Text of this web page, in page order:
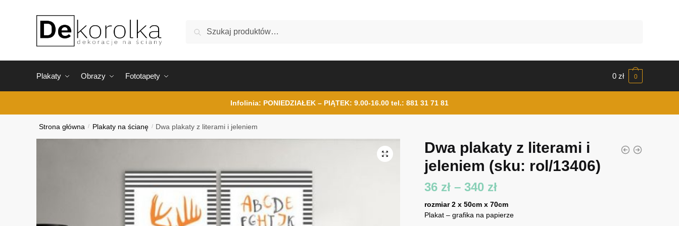
Szukaj
Plakaty Obrazy Fototapety 0 zł 0
Infolinia: PONIEDZIAŁEK – PIĄTEK: 9.00-16.00 tel.: 881 31 71 81
Strona główna / Plakaty na ścianę / Dwa plakaty z literami i jeleniem
Dwa plakaty z literami i
jeleniem (sku: rol/13406)
36 zł – 340 złZakres
cen:
rozmiar 2 x 50cm x 70cm
Plakat – grafika na papierze